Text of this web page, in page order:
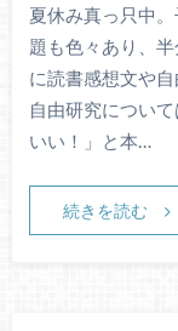
夏休み真っ只中
題も色々あり、
に読書感想文や
自由研究につい
いい！」と本…
続きを読む